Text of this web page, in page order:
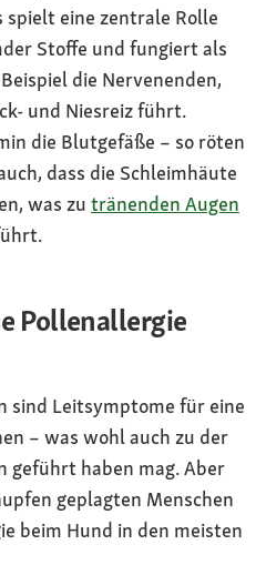
eine zentrale Rolle
Stoffe und fungiert als
die Nervenenden,
und Niesreiz führt.
die Blutgefäße – so röten
dass die Schleimhäute
was zu tränenden Augen
Pollenallergie
sind Leitsymptome für eine
– was wohl auch zu der
geführt haben mag. Aber
geplagten Menschen
beim Hund in den meisten